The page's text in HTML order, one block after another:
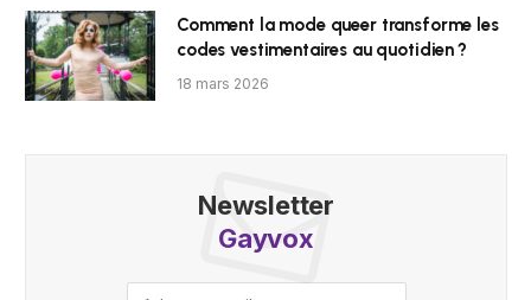
Comment la mode queer transforme les
codes vestimentaires au quotidien ?
18 mars 2026
Newsletter
Gayvox